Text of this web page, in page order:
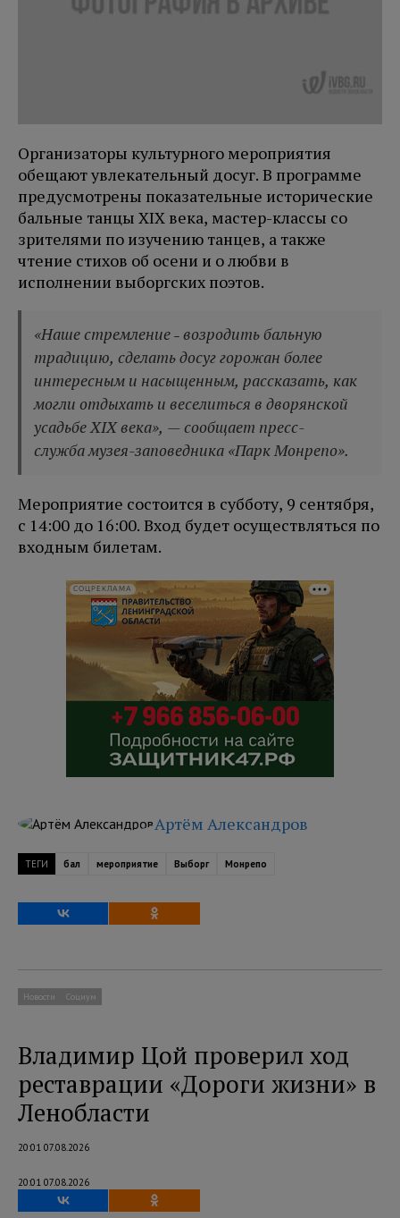
Организаторы культурного мероприятия
обещают увлекательный досуг. В программе
предусмотрены показательные исторические
бальные танцы XIX века, мастер-классы со
зрителями по изучению танцев, а также
чтение стихов об осени и о любви в
исполнении выборгских поэтов.
«Наше стремление ˗ возродить бальную
традицию, сделать досуг горожан более
интересным и насыщенным, рассказать, как
могли отдыхать и веселиться в дворянской
усадьбе ХIХ века», — сообщает пресс-
служба музея-заповедника «Парк Монрепо».
Мероприятие состоится в субботу, 9 сентября,
с 14:00 до 16:00. Вход будет осуществляться по
входным билетам.
СОЦРЕКЛАМА
Артём Александров
ТЕГИ бал мероприятие Выборг Монрепо
Новости Социум
Владимир Цой проверил ход
реставрации «Дороги жизни» в
Ленобласти
20:01 07.08.2026
20:01 07.08.2026